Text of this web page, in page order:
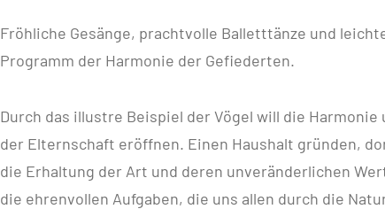
Fröhliche Gesänge, prachtvolle Balletttänze und
Programm der Harmonie der Gefiederten.
Durch das illustre Beispiel der Vögel will die Harmonie
der Elternschaft eröffnen. Einen Haushalt gründen,
die Erhaltung der Art und deren unveränderlichen
die ehrenvollen Aufgaben, die uns allen durch die